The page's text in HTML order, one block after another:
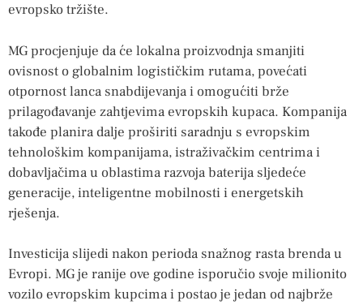
evropsko tržište.
MG procjenjuje da će lokalna proizvodnja smanjiti
ovisnost o globalnim logističkim rutama, povećati
otpornost lanca snabdijevanja i omogućiti brže
prilagođavanje zahtjevima evropskih kupaca. Kompanija
takođe planira dalje proširiti saradnju s evropskim
tehnološkim kompanijama, istraživačkim centrima i
dobavljačima u oblastima razvoja baterija sljedeće
generacije, inteligentne mobilnosti i energetskih
rješenja.
Investicija slijedi nakon perioda snažnog rasta brenda u
Evropi. MG je ranije ove godine isporučio svoje milionito
vozilo evropskim kupcima i postao je jedan od najbrže